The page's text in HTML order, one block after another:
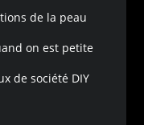
de la peau
on est petite
de société DIY